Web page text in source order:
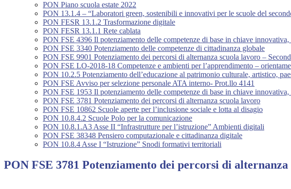
PON Piano scuola estate 2022
PON 13.1.4 – “Laboratori green, sostenibili e innovativi per le scuole del
PON FESR 13.1.2 Trasformazione digitale
PON FESR 13.1.1 Rete cablata
PON FSE 4396 Il potenziamento delle competenze di base in chiave
PON FSE 3340 Potenziamento delle competenze di cittadinanza globale
PON FSE 9901 Potenziamento dei percorsi di alternanza scuola lavoro –
PON FSE LO-2018-18 Competenze e ambienti per l’apprendimento –
PON 10.2.5 Potenziamento dell’educazione al patrimonio culturale, artistico,
PON FSE Avviso per selezione personale ATA interno- Prot.llo 4141
PON FSE 1953 Il potenziamento delle competenze di base in chiave
PON FSE 3781 Potenziamento dei percorsi di alternanza scuola lavoro
PON FSE 10862 Scuole aperte per l’inclusione sociale e lotta al disagio
PON 10.8.4.2 Scuole Polo per la comunicazione
PON 10.8.1.A3 Asse II “Infrastrutture per l’istruzione” Ambienti digitali
PON FSE 38348 Pensiero computazionale e cittadinanza digitale
PON 10.8.4 Asse I “Istruzione” Snodi formativi territoriali
PON FSE 3781 Potenziamento dei percorsi di